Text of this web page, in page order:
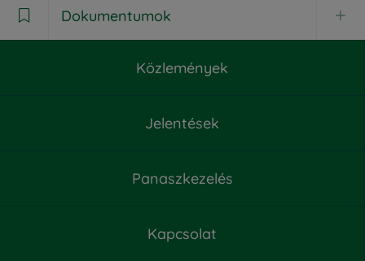
 Dokumentumok
Dokumentumok
Kiemelt információkat tartalmazó dokumentum
Tájékoztató és Kezelési Szabályzat
Közlemények
Jelentések
Panaszkezelés
Kapcsolat